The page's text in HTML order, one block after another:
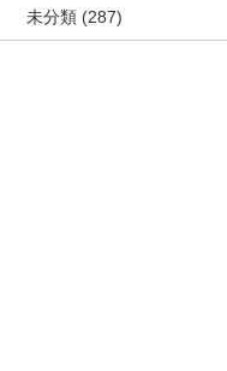
未分類 (287)